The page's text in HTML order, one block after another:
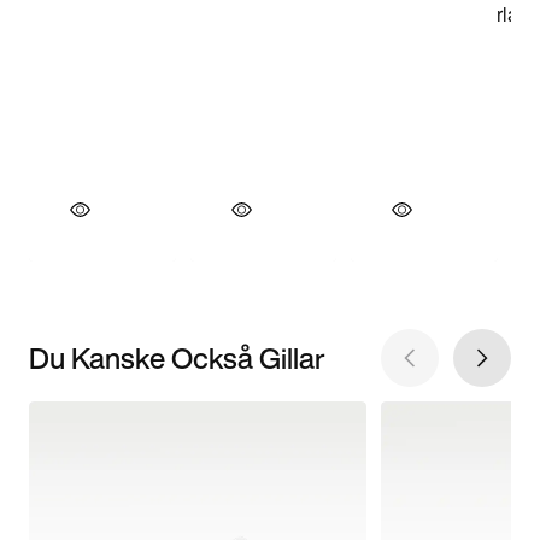
Du Kanske Också Gillar